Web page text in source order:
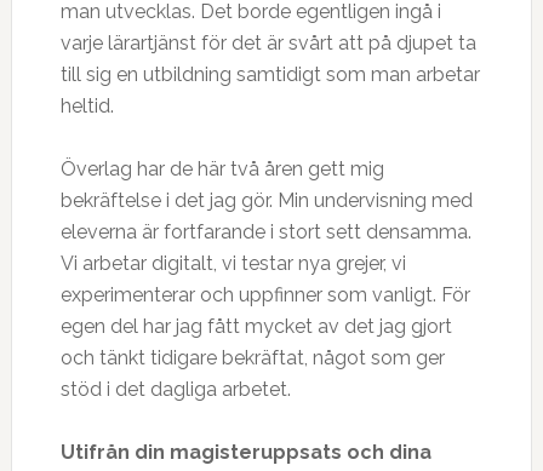
man utvecklas. Det borde egentligen ingå i
varje lärartjänst för det är svårt att på djupet ta
till sig en utbildning samtidigt som man arbetar
heltid.
Överlag har de här två åren gett mig
bekräftelse i det jag gör. Min undervisning med
eleverna är fortfarande i stort sett densamma.
Vi arbetar digitalt, vi testar nya grejer, vi
experimenterar och uppfinner som vanligt. För
egen del har jag fått mycket av det jag gjort
och tänkt tidigare bekräftat, något som ger
stöd i det dagliga arbetet.
Utifrån din magisteruppsats och dina